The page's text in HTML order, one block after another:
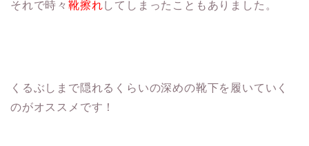
それで時々 靴擦れしてしまったこともありました。
くるぶしまで隠れるくらいの深めの靴下を履いていく
のがオススメです！